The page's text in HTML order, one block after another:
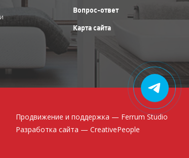
Вопрос-ответ
Карта сайта
Продвижение и поддержка — Ferrum Studio
Разработка сайта — CreativePeople